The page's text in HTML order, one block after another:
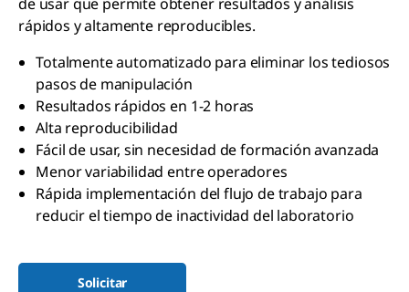
rápidos y altamente reproducibles.
Totalmente automatizado para eliminar los tediosos
pasos de manipulación
Resultados rápidos en 1-2 horas
Alta reproducibilidad
Fácil de usar, sin necesidad de formación avanzada
Menor variabilidad entre operadores
Rápida implementación del flujo de trabajo para
reducir el tiempo de inactividad del laboratorio
Solicitar